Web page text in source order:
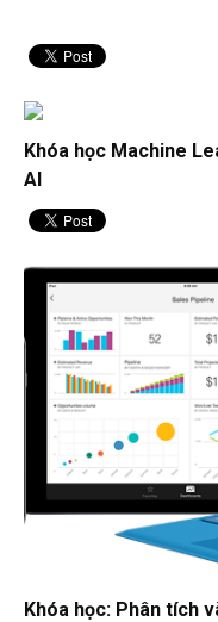
Khóa học Machine
AI
Khóa học: Phân tích